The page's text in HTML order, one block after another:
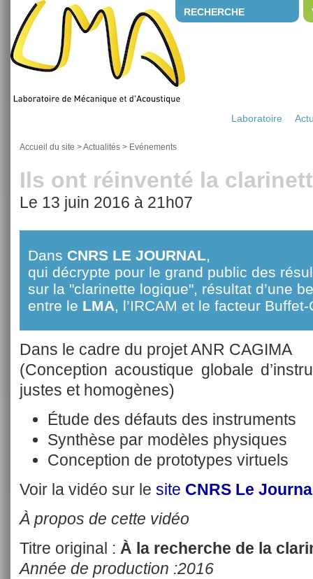
RECHERCHE
Laboratoire
Accueil du site >Actualités > Evénements
Ils ont réinventé la
Le 13 juin 2016 à 21h07
Dans CNRS LE JOURNAL,
qui décrypte pour le grand public des
sur la "clarinette logique", résultat d’une
entre le LMA, l’IRCAM et le facteur
Dans le cadre du projet ANR CAGIMA
(Conception acoustique globale
justes et homogènes)
Étude des défauts des instruments
Synthèse par modèles physiques
Conception de prototypes virtuels
Voir la vidéo sur le site CNRS Le
À propos de cette vidéo
Titre original : À la recherche de la
Année de production :2016